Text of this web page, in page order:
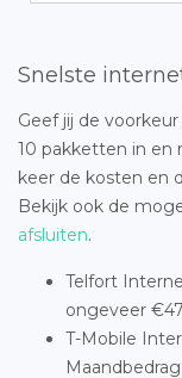
Snelste
Geef jij de
10 pakketten in en
keer de kosten en
Bekijk ook de
afsluiten.
Telfort
ongeveer
T-Mobile